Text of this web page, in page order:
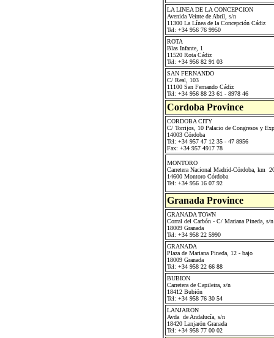
LA LINEA DE LA CONCEPCION
Avenida Veinte de Abril, s/n
11300 La Línea de la Concepción Cádiz
Tel: +34 956 76 9950
ROTA
Blas Infante, 1
11520 Rota Cádiz
Tel: +34 956 82 91 03
SAN FERNANDO
C/ Real, 103
11100 San Fernando Cádiz
Tel: +34 956 88 23 61 - 8978 46
Cordoba Province
CORDOBA CITY
C/ Torrijos, 10 Palacio de Congresos y
14003 Córdoba
Tel: +34 957 47 12 35 - 47 8956
Fax: +34 957 4917 78
MONTORO
Carretera Nacional Madrid-Córdoba, km
14600 Montoro Córdoba
Tel: +34 956 16 07 92
Granada Province
GRANADA TOWN
Corral del Carbón - C/ Mariana Pineda, s/n
18009 Granada
Tel: +34 958 22 5990
GRANADA
Plaza de Mariana Pineda, 12 - bajo
18009 Granada
Tel: +34 958 22 66 88
BUBION
Carretera de Capileira, s/n
18412 Bubión
Tel: +34 958 76 30 54
LANJARON
Avda de Andalucía, s/n
18420 Lanjarón Granada
Tel: +34 958 77 00 02